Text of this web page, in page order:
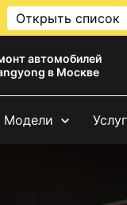
Открыть список
автомобилей
в Москве
Модели